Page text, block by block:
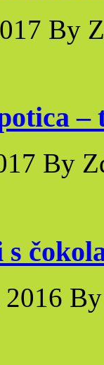
By
–
By
2016